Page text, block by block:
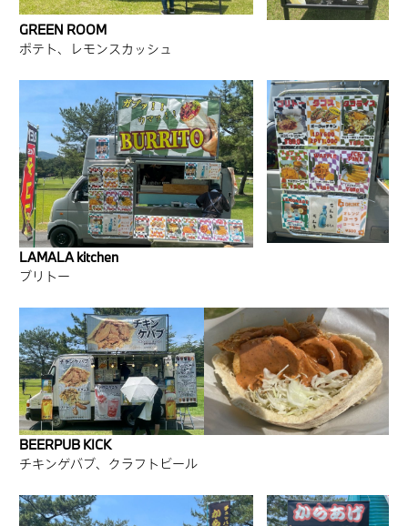
GREEN ROOM
ポテト、レモンスカッシュ
LAMALA kitchen
ブリトー
BEERPUB KICK
チキンゲバブ、クラフトビール